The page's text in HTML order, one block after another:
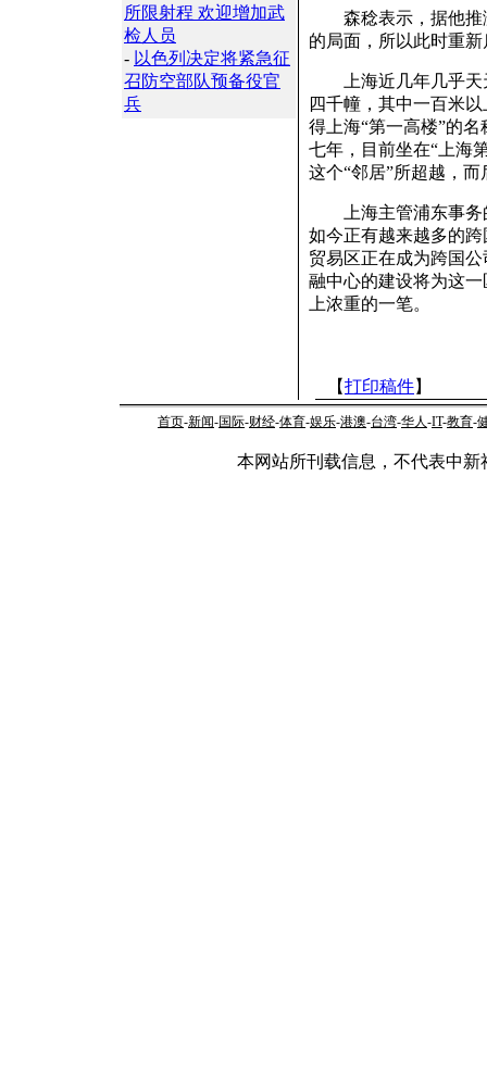
所限射程 欢迎增加武
检人员
- 以色列决定将紧急征
召防空部队预备役官
兵
森稔表示，据他推
的局面，所以此时重
上海近几年几乎天天
四千幢，其中一百米
得上海“第一高楼”的
七年，目前坐在“上海
这个“邻居”所超越，
上海主管浦东事务
如今正有越来越多的
贸易区正在成为跨国
融中心的建设将为这
上浓重的一笔。
【打印稿件】
首页-新闻-国际-财经-体育-娱乐-港澳-台湾-华人-IT-教育-
本网站所刊载信息，不代表中